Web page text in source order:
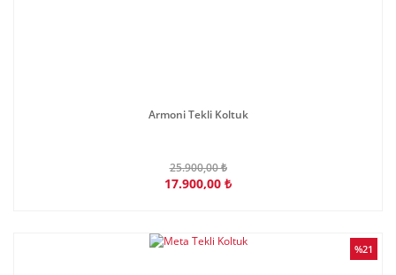
Armoni Tekli Koltuk
25.900,00 ₺
17.900,00 ₺
%21